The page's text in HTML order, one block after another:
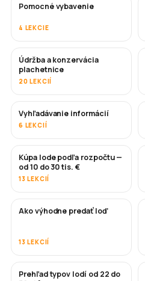
Pomocné vybavenie
4 LEKCIE
Údržba a konzervácia
plachetnice
20 LEKCIÍ
Vyhľadávanie informácií
6 LEKCIÍ
ČOSKORO
Kúpa lode podľa rozpočtu —
od 10 do 30 tis. €
13 LEKCIÍ
NOVÉ
Ako výhodne predať loď
13 LEKCIÍ
ČOSKORO
Prehľad typov lodí od 22 do